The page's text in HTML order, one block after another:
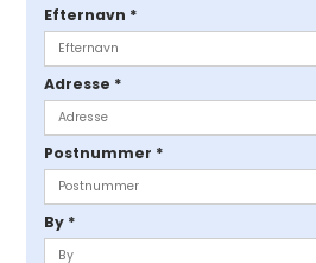
Efternavn *
Adresse *
Postnummer *
By *